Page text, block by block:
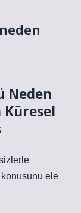
Neden
ele